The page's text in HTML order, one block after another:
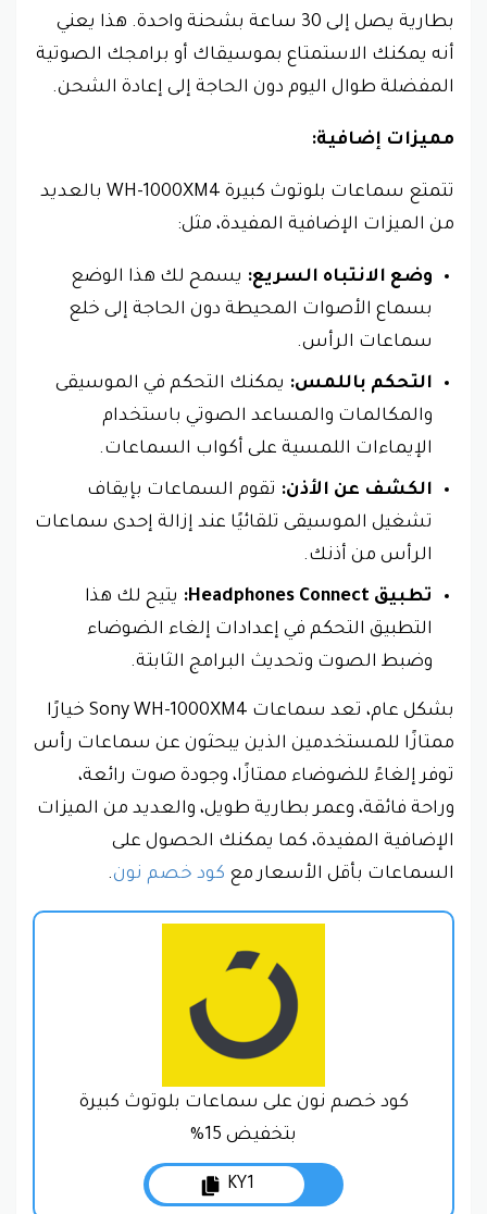
بطارية يصل إلى 30 ساعة بشحنة واحدة. هذا يعني
أنه يمكنك الاستمتاع بموسيقاك أو برامجك الصوتية
المفضلة طوال اليوم دون الحاجة إلى إعادة الشحن.
مميزات إضافية:
تتمتع سماعات بلوتوث كبيرة WH-1000XM4 بالعديد
من الميزات الإضافية المفيدة، مثل:
وضع الانتباه السريع: يسمح لك هذا الوضع
بسماع الأصوات المحيطة دون الحاجة إلى خلع
سماعات الرأس.
التحكم باللمس: يمكنك التحكم في الموسيقى
والمكالمات والمساعد الصوتي باستخدام
الإيماءات اللمسية على أكواب السماعات.
الكشف عن الأذن: تقوم السماعات بإيقاف
تشغيل الموسيقى تلقائيًا عند إزالة إحدى سماعات
الرأس من أذنك.
تطبيق Headphones Connect:
يتيح لك هذا
التطبيق التحكم في إعدادات إلغاء الضوضاء
وضبط الصوت وتحديث البرامج الثابتة.
بشكل عام، تعد سماعات Sony WH-1000XM4 خيارًا
ممتازًا للمستخدمين الذين يبحثون عن سماعات رأس
توفر إلغاءً للضوضاء ممتازًا، وجودة صوت رائعة،
وراحة فائقة، وعمر بطارية طويل، والعديد من الميزات
الإضافية المفيدة، كما يمكنك الحصول على
السماعات بأقل الأسعار مع كود خصم نون.
كود خصم نون على سماعات بلوتوث كبيرة
بتخفيض 15%
KY1